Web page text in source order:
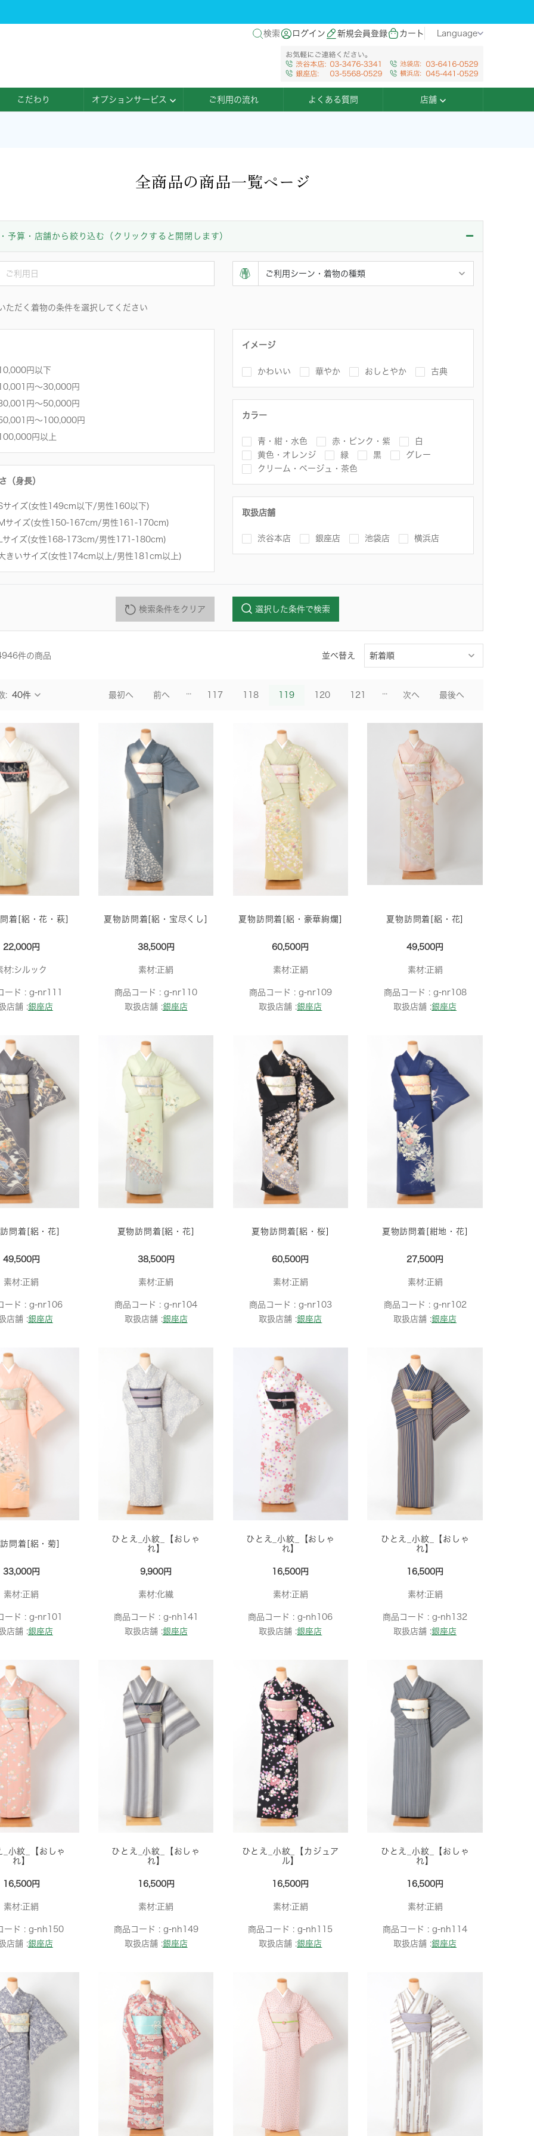
検索 ログイン 新規会員登録 カート Language
こだわり オプションサービス ご利用の流れ よくある質問 店舗
全商品の商品一覧ページ
予算・店舗から絞り込む（クリックすると開閉します）
ただく着物の条件を選択してください
円以下
円〜30,000円
円～50,000円
円～100,000円
円以上
（身長）
サイズ(女性149cm以下/男性160以下)
サイズ(女性150-167cm/男性161-170cm)
サイズ(女性168-173cm/男性171-180cm)
きいサイズ(女性174cm以上/男性181cm以上)
イメージ
かわいい 華やか おしとやか 古典
カラー
青・紺・水色 赤・ピンク・紫
白
黄色・オレンジ
緑 黒
グレー
クリーム・ベージュ・茶色
取扱店舗
渋谷本店 銀座店 池袋店 横浜店
検索条件をクリア 選択した条件で検索
件の商品 並べ替え
: 最初へ 前へ ... 117 118 119 120 121 ... 次へ 最後へ
着[絽・花・萩]
22,000円
材:シルック
ード :g-nr111
店舗 :銀座店
夏物訪問着[絽・宝尽くし]
38,500円
素材:正絹
商品コード :g-nr110
取扱店舗 :銀座店
夏物訪問着[絽・豪華絢爛]
60,500円
素材:正絹
商品コード : g-nr109
取扱店舗 :銀座店
夏物訪問着[絽・花]
49,500円
素材:正絹
商品コード : g-nr108
取扱店舗 :銀座店
問着[絽・花]
49,500円
素材:正絹
ード :g-nr106
店舗 :銀座店
夏物訪問着[絽・花]
38,500円
素材:正絹
商品コード :g-nr104
取扱店舗 :銀座店
夏物訪問着[絽・桜]
60,500円
素材:正絹
商品コード : g-nr103
取扱店舗 :銀座店
夏物訪問着[紺地・花]
27,500円
素材:正絹
商品コード : g-nr102
取扱店舗 :銀座店
問着[絽・菊]
33,000円
素材:正絹
ード :g-nr101
店舗 :銀座店
ひとえ_小紋_【おしゃ
れ】
9,900円
素材:化繊
商品コード : g-nh141
取扱店舗 :銀座店
ひとえ_小紋_【おしゃ
れ】
16,500円
素材:正絹
商品コード :g-nh106
取扱店舗 :銀座店
ひとえ_小紋_【おしゃ
れ】
16,500円
素材:正絹
商品コード :g-nh132
取扱店舗 :銀座店
_小紋_【おしゃ
れ】
16,500円
素材:正絹
ード : g-nh150
店舗 :銀座店
ひとえ_小紋_【おしゃ
れ】
16,500円
素材:正絹
商品コード : g-nh149
取扱店舗 :銀座店
ひとえ_小紋_【カジュア
ル】
16,500円
素材:正絹
商品コード :g-nh115
取扱店舗 :銀座店
ひとえ_小紋_【おしゃ
れ】
16,500円
素材:正絹
商品コード :g-nh114
取扱店舗 :銀座店